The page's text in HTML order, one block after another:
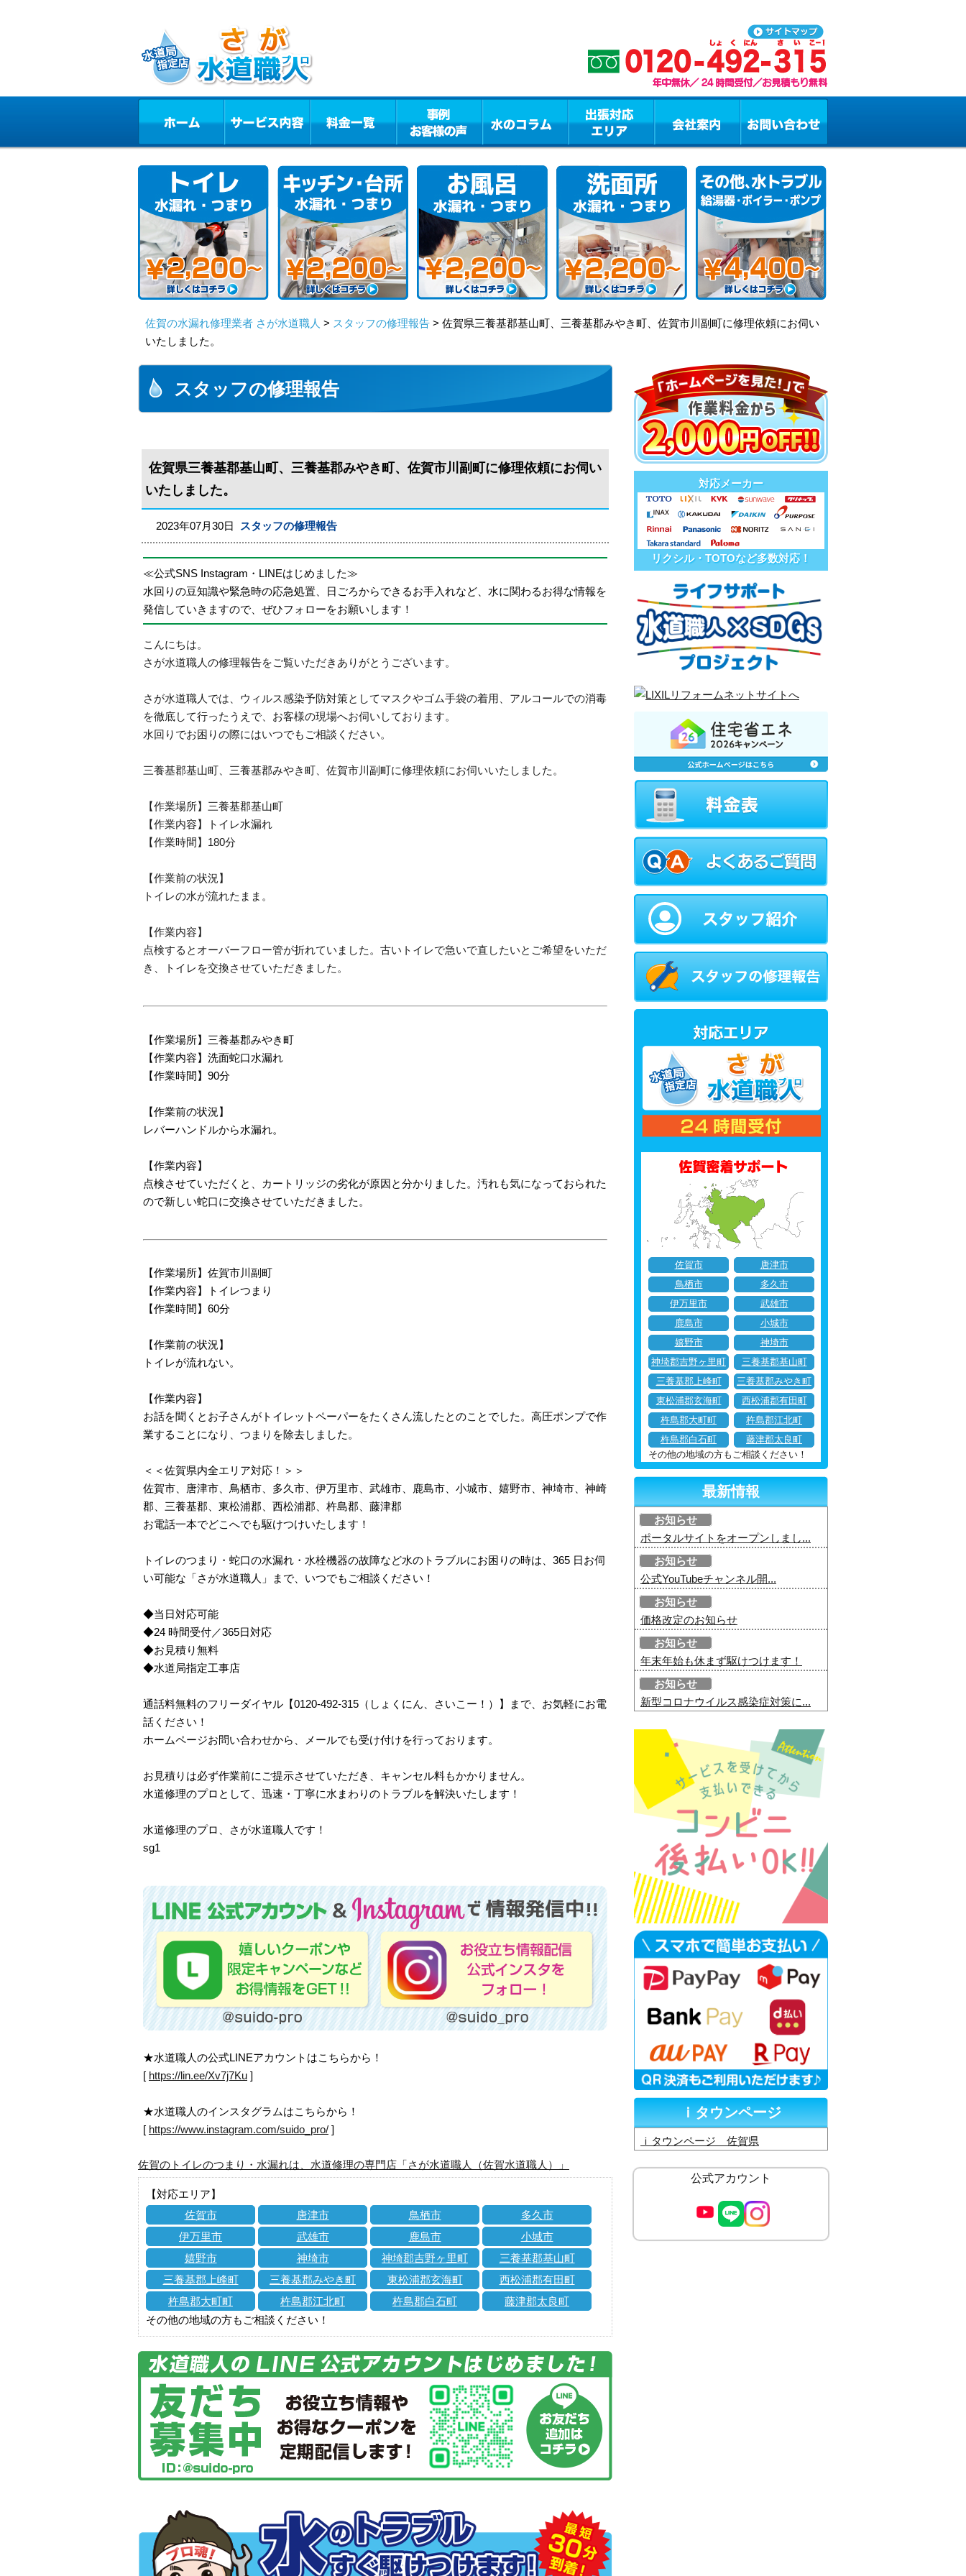
佐賀の水漏れ修理業者 さが水道職人 > スタッフの修理報告 > 佐賀県三養基郡基山町、三養基郡みやき町、佐賀市川副町に修理依頼にお伺い
いたしました。
スタッフの修理報告
佐賀県三養基郡基山町、三養基郡みやき町、佐賀市川副町に修理依頼にお伺い
いたしました。
2023年07月30日 スタッフの修理報告
≪公式SNS Instagram・LINEはじめました≫
水回りの豆知識や緊急時の応急処置、日ごろからできるお手入れなど、水に関わるお得な情報を
発信していきますので、ぜひフォローをお願いします！
こんにちは。
さが水道職人の修理報告をご覧いただきありがとうございます。
さが水道職人では、ウィルス感染予防対策としてマスクやゴム手袋の着用、アルコールでの消毒
を徹底して行ったうえで、お客様の現場へお伺いしております。
水回りでお困りの際にはいつでもご相談ください。
三養基郡基山町、三養基郡みやき町、佐賀市川副町に修理依頼にお伺いいたしました。
【作業場所】三養基郡基山町
【作業内容】トイレ水漏れ
【作業時間】180分
【作業前の状況】
トイレの水が流れたまま。
【作業内容】
点検するとオーバーフロー管が折れていました。古いトイレで急いで直したいとご希望をいただ
き、トイレを交換させていただきました。
【作業場所】三養基郡みやき町
【作業内容】洗面蛇口水漏れ
【作業時間】90分
【作業前の状況】
レバーハンドルから水漏れ。
【作業内容】
点検させていただくと、カートリッジの劣化が原因と分かりました。汚れも気になっておられた
ので新しい蛇口に交換させていただきました。
【作業場所】佐賀市川副町
【作業内容】トイレつまり
【作業時間】60分
【作業前の状況】
トイレが流れない。
【作業内容】
お話を聞くとお子さんがトイレットペーパーをたくさん流したとのことでした。高圧ポンプで作
業することになり、つまりを除去しました。
＜＜佐賀県内全エリア対応！＞＞
佐賀市、唐津市、鳥栖市、多久市、伊万里市、武雄市、鹿島市、小城市、嬉野市、神埼市、神崎
郡、三養基郡、東松浦郡、西松浦郡、杵島郡、藤津郡
お電話一本でどこへでも駆けつけいたします！
トイレのつまり・蛇口の水漏れ・水栓機器の故障など水のトラブルにお困りの時は、365 日お伺
い可能な「さが水道職人」まで、いつでもご相談ください！
◆当日対応可能
◆24 時間受付／365日対応
◆お見積り無料
◆水道局指定工事店
通話料無料のフリーダイヤル【0120-492-315（しょくにん、さいこー！）】まで、お気軽にお電
話ください！
ホームページお問い合わせから、メールでも受け付けを行っております。
お見積りは必ず作業前にご提示させていただき、キャンセル料もかかりません。
水道修理のプロとして、迅速・丁寧に水まわりのトラブルを解決いたします！
水道修理のプロ、さが水道職人です！
sg1
★水道職人の公式LINEアカウントはこちらから！
[ https://lin.ee/Xv7j7Ku ]
★水道職人のインスタグラムはこちらから！
[ https://www.instagram.com/suido_pro/ ]
佐賀のトイレのつまり・水漏れは、水道修理の専門店「さが水道職人（佐賀水道職人）」
【対応エリア】
佐賀市
唐津市 鳥栖市
多久市
伊万里市
武雄市 鹿島市
小城市
嬉野市
神埼市 神埼郡吉野ヶ里町
三養基郡基山町
三養基郡上峰町
三養基郡みやき町 東松浦郡玄海町
西松浦郡有田町
杵島郡大町町
杵島郡江北町 杵島郡白石町
藤津郡太良町
その他の地域の方もご相談ください！
対応メーカー
リクシル・TOTOなど多数対応！
佐賀市
唐津市
鳥栖市
多久市
伊万里市
武雄市
鹿島市
小城市
嬉野市
神埼市
神埼郡吉野ヶ里町
三養基郡基山町
三養基郡上峰町
三養基郡みやき町
東松浦郡玄海町
西松浦郡有田町
杵島郡大町町
杵島郡江北町
杵島郡白石町
藤津郡太良町
その他の地域の方もご相談ください！
最新情報
お知らせ
ポータルサイトをオープンしまし...
お知らせ
公式YouTubeチャンネル開...
お知らせ
価格改定のお知らせ
お知らせ
年末年始も休まず駆けつけます！
お知らせ
新型コロナウイルス感染症対策に...
ｉタウンページ
ｉタウンページ 佐賀県
公式アカウント